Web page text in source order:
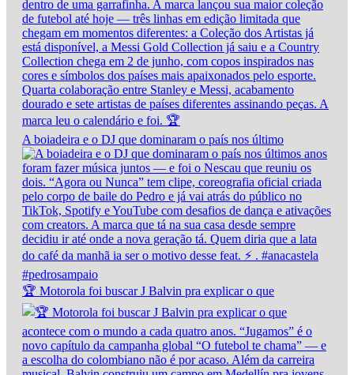
A boiadeira e o DJ que dominaram o país nos último
🏆 Motorola foi buscar J Balvin pra explicar o que